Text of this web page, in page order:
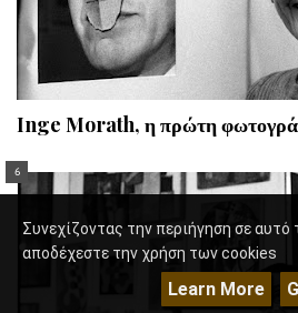
Inge Morath, η πρώτη
Συνεχίζοντας την περιήγηση σε αυτό
αποδέχεστε την χρήση των cookies
Learn More